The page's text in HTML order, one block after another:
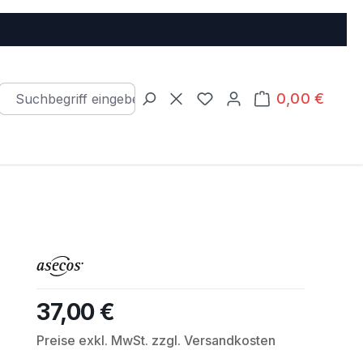
Du hast 0 Produkte auf
0,00 €
Warenkorb
Regulärer Preis:
37,00 €
Preise exkl. MwSt. zzgl. Versandkosten